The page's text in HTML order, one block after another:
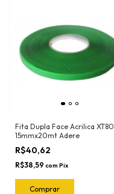
Fita Dupla Face Acrilica XT80
15mmx20mt Adere
R$40,62
R$38,59 com Pix